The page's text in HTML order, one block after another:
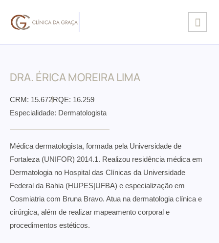
DRA. ÉRICA MOREIRA LIMA
CRM: 15.672RQE: 16.259
Especialidade: Dermatologista
Médica dermatologista, formada pela Universidade de
Fortaleza (UNIFOR) 2014.1. Realizou residência médica em
Dermatologia no Hospital das Clínicas da Universidade
Federal da Bahia (HUPES|UFBA) e especialização em
Cosmiatria com Bruna Bravo. Atua na dermatologia clínica e
cirúrgica, além de realizar mapeamento corporal e
procedimentos estéticos.